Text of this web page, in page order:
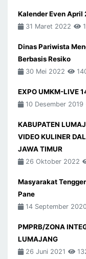
Kalender Even April
31 Maret 2022
Dinas Pariwista
Berbasis Resiko
30 Mei 2022
EXPO UMKM-LIVE
10 Desember 2019
KABUPATEN
VIDEO KULINER
JAWA TIMUR
26 Oktober 2022
Masyarakat
Pane
14 September
PMPRB/ZONA
LUMAJANG
26 Juni 2021